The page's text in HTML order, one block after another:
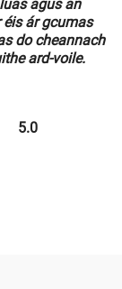
agus an
ár gcumas
do cheannach
ard-voile.
5.0